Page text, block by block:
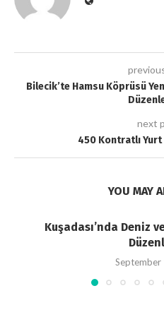
Bilecik’te Hamsu Köprüsü
next
450 Kontratlı Yurt
YOU MAY
Kuşadası’nda Deniz
September